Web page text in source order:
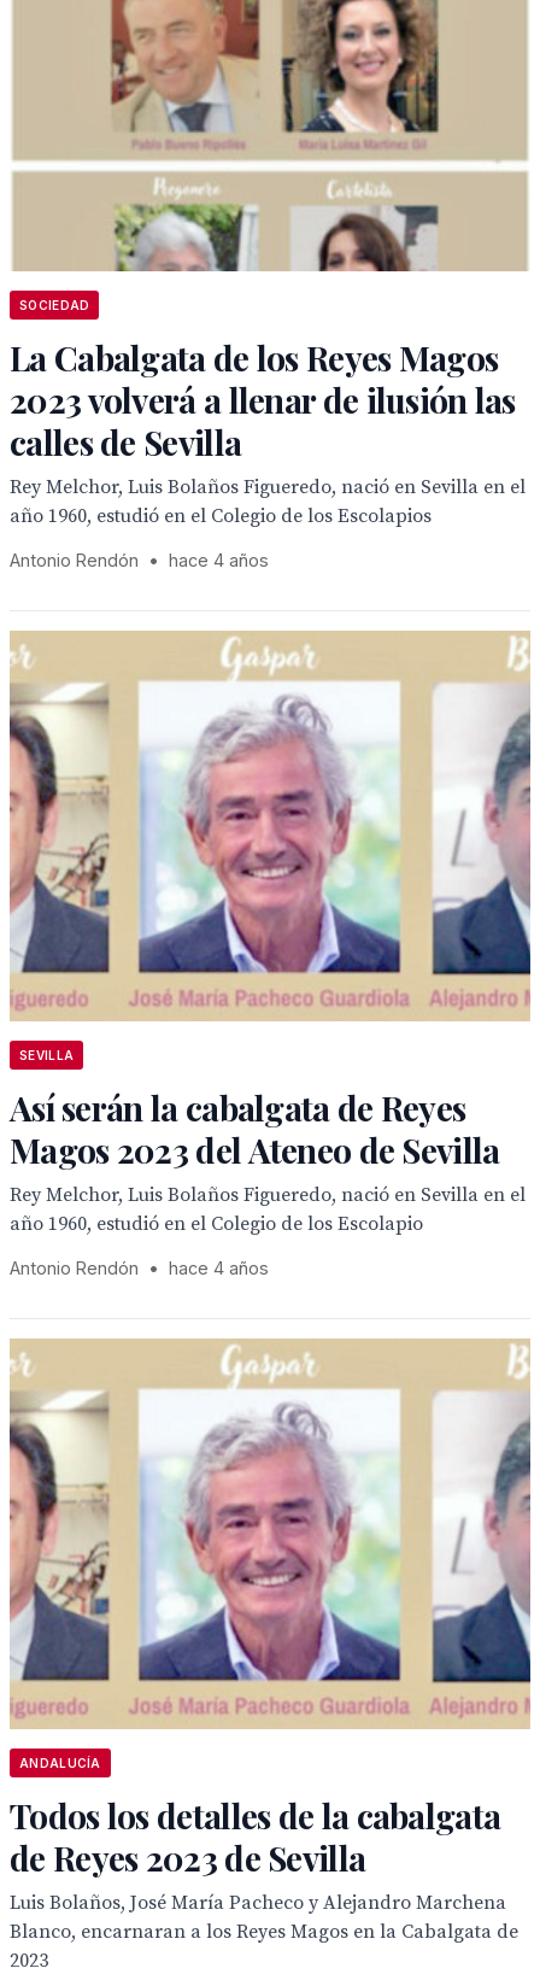
SOCIEDAD
La Cabalgata de los Reyes Magos
2023 volverá a llenar de ilusión las
calles de Sevilla
Rey Melchor, Luis Bolaños Figueredo, nació en Sevilla en el
año 1960, estudió en el Colegio de los Escolapios
Antonio Rendón • hace 4 años
SEVILLA
Así serán la cabalgata de Reyes
Magos 2023 del Ateneo de Sevilla
Rey Melchor, Luis Bolaños Figueredo, nació en Sevilla en el
año 1960, estudió en el Colegio de los Escolapio
Antonio Rendón • hace 4 años
ANDALUCÍA
Todos los detalles de la cabalgata
de Reyes 2023 de Sevilla
Luis Bolaños, José María Pacheco y Alejandro Marchena
Blanco, encarnaran a los Reyes Magos en la Cabalgata de
2023